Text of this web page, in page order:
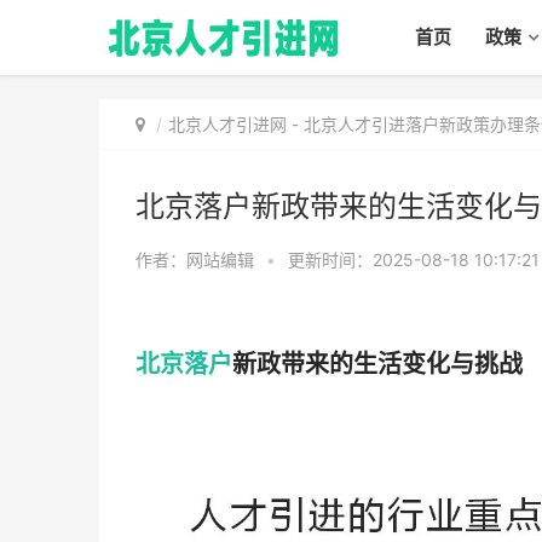
首页 政策
北京人才引进网 - 北京人才引进落户新政策办理
北京落户新政带来的生活变化
作者：网站编辑 • 更新时间：2025-08-18
北京落户新政带来的生活变化与挑战